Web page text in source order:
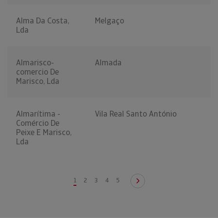
Alma Da Costa,
Lda
Melgaço
Almarisco-
comercio De
Marisco, Lda
Almada
Almarítima -
Comércio De
Peixe E Marisco,
Lda
Vila Real Santo António
1 2 3 4 5